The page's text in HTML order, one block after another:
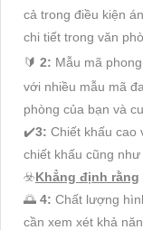
cả trong điều kiện
chi tiết trong văn
🔰 2: Mẫu mã
với nhiều mẫu mã
phòng của bạn và
✔️3: Chiết khấu cao
chiết khấu cũng
☣️Khẳng định rằng
🌅 4: Chất lượng
cần xem xét khả